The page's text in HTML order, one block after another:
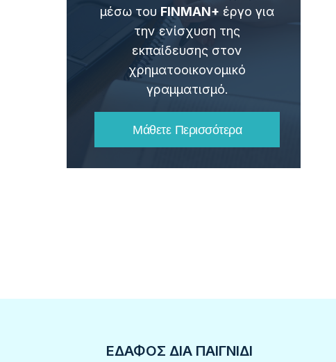
μέσω του FINMAN+ έργο για
την ενίσχυση της
εκπαίδευσης στον
χρηματοοικονομικό
γραμματισμό.
Μάθετε Περισσότερα
ΕΔΑΦΟΣ ΔΙΆ ΠΑΙΓΝΊΔΙ